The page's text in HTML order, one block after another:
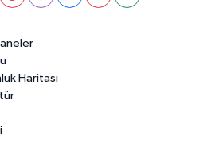
Haritası